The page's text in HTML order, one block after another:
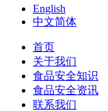
English
中文简体
首页
关于我们
食品安全知识
食品安全资讯
联系我们